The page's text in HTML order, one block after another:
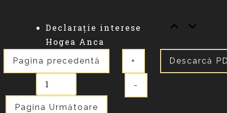
Declarație interese
Hogea Anca
Pagina precedentă
Pagina Următoare
+
-
Descarcă